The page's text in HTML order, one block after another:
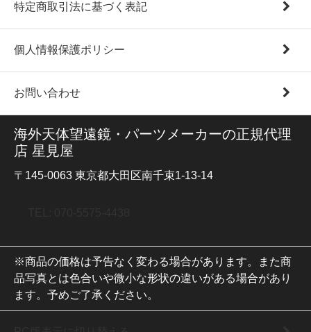
特定商取引法に基づく表記
個人情報保護ポリシー
お問い合わせ
海外天体望遠鏡・パーツメーカーの正規代理
店 星見屋
〒145-0063 東京都大田区南千束1-13-14
※商品の価格は予告なく変わる場合があります。また商
品写真とは色合いや微小な形状の違いがある場合があり
ます。予めご了承ください。